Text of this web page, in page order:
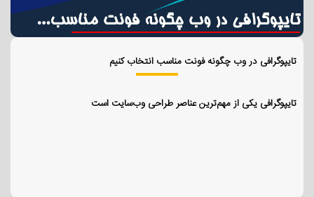
تایپوگرافی در وب چگونه فونت مناسب انتخاب کنیم
تایپوگرافی یکی از مهم‌ترین عناصر طراحی وب‌سایت است